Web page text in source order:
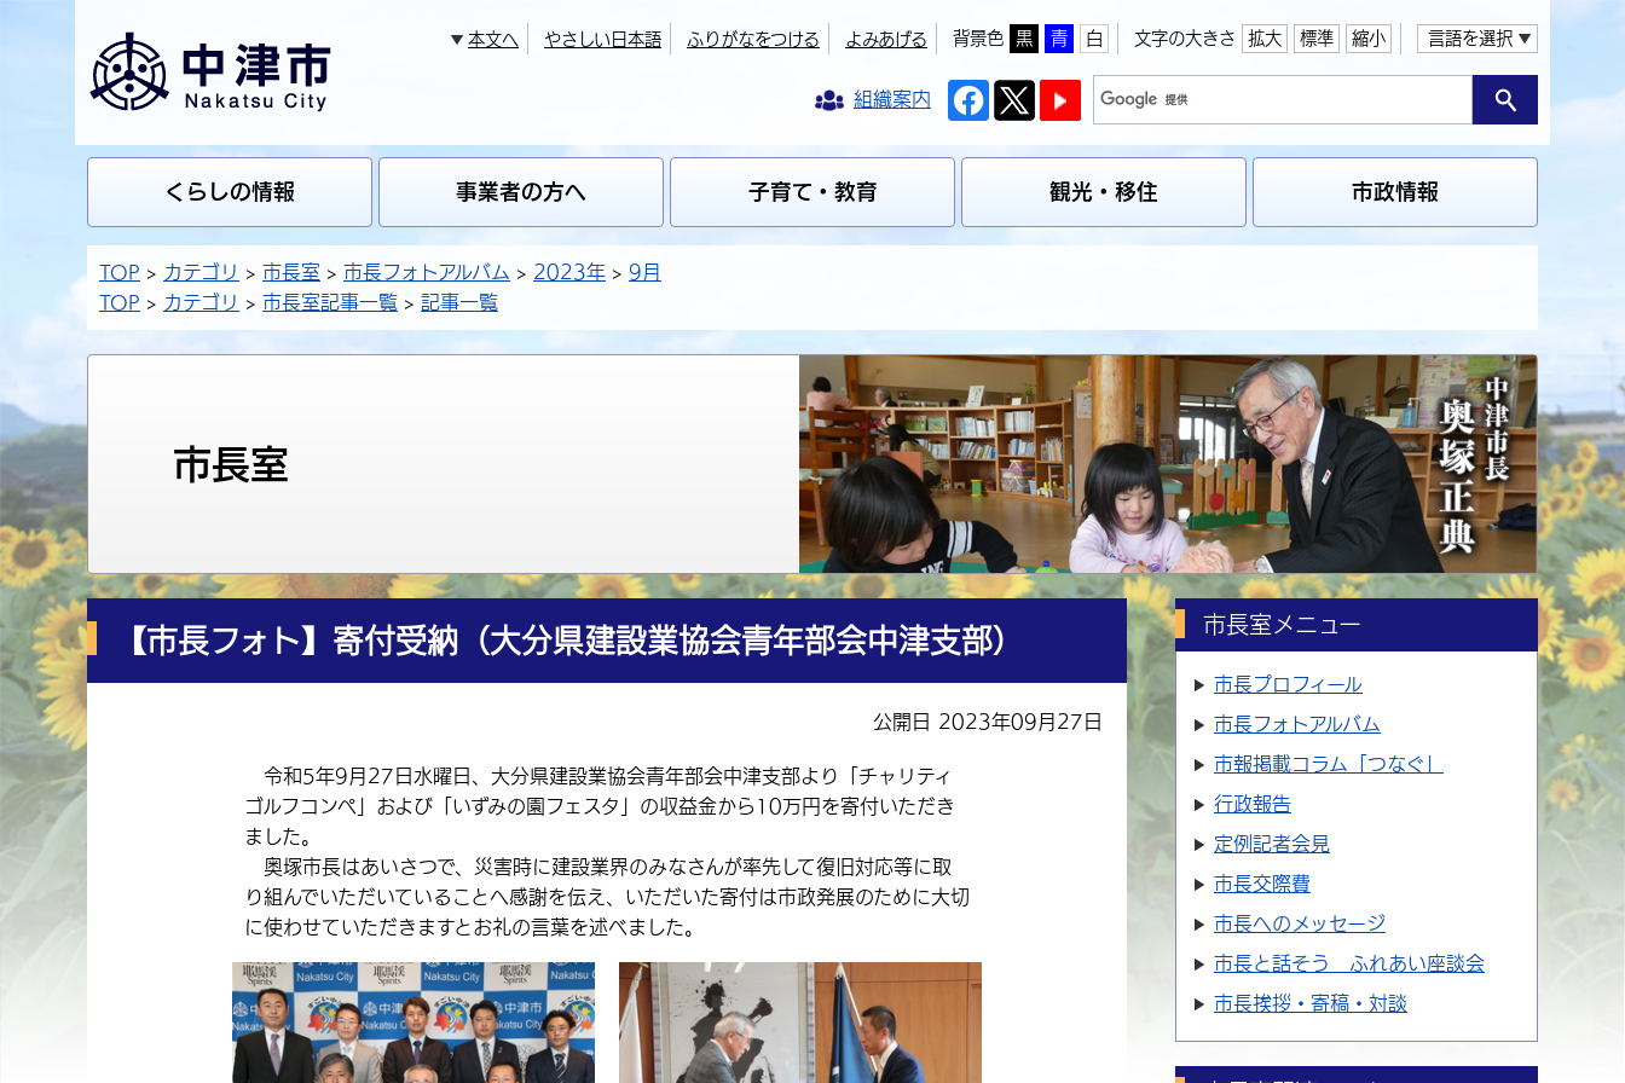
本文へ やさしい日本語 ふりがなをつける よみあげる 背景色 黒 青 白 文字の大きさ 拡大 標準 縮小 言語を選択
組織案内
くらしの情報 事業者の方へ 子育て・教育 観光・移住 市政情報
TOP カテゴリ 市長室 市長フォトアルバム 2023年
9月
TOP
カテゴリ 市長室記事一覧 記事一覧
市長室
【市長フォト】寄付受納（大分県建設業協会青年部会中津支部）
公開日 2023年09月27日
令和5年9月27日水曜日、大分県建設業協会青年部会中津支部より「チャリティ
ゴルフコンペ」および「いずみの園フェスタ」の収益金から10万円を寄付いただき
ました。
奥塚市長はあいさつで、災害時に建設業界のみなさんが率先して復旧対応等に取
り組んでいただいていることへ感謝を伝え、いただいた寄付は市政発展のために大切
に使わせていただきますとお礼の言葉を述べました。
市長室メニュー
市長プロフィール
市長フォトアルバム
市報掲載コラム「つなぐ」
行政報告
定例記者会見
市長交際費
市長へのメッセージ
市長と話そう ふれあい座談会
市長挨拶・寄稿・対談